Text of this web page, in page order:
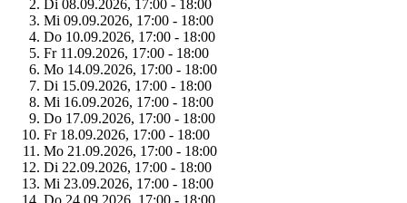
Di 08.09.2026, 17:00 - 18:00
Mi 09.09.2026, 17:00 - 18:00
Do 10.09.2026, 17:00 - 18:00
Fr 11.09.2026, 17:00 - 18:00
Mo 14.09.2026, 17:00 - 18:00
Di 15.09.2026, 17:00 - 18:00
Mi 16.09.2026, 17:00 - 18:00
Do 17.09.2026, 17:00 - 18:00
Fr 18.09.2026, 17:00 - 18:00
Mo 21.09.2026, 17:00 - 18:00
Di 22.09.2026, 17:00 - 18:00
Mi 23.09.2026, 17:00 - 18:00
Do 24.09.2026, 17:00 - 18:00